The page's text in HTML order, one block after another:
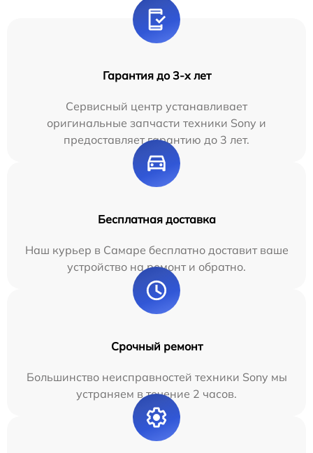
Гарантия до 3-х лет
Сервисный центр устанавливает
оригинальные запчасти техники Sony и
предоставляет гарантию до 3 лет.
Бесплатная доставка
Наш курьер в Самаре бесплатно доставит ваше
устройство на ремонт и обратно.
Срочный ремонт
Большинство неисправностей техники Sony мы
устраняем в течение 2 часов.